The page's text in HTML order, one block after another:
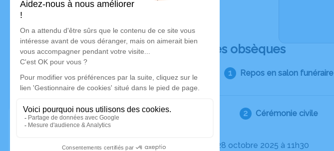
Déroulé des obsèques
Repos en salon funéraire
Cérémonie civile
Le mardi 28 octobre 2025 à 11h30